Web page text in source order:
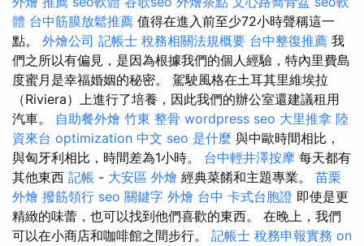
體 台中筋膜放鬆推薦 值得在進入前至少72小時聲稱這一
點。 外燴公司 記帳士 稅務相關法規概要 台中整復推薦 我
們之所以有偏見，是因為根據我們的個人經驗，特內里費島
度蜜月是幸福婚姻的秘密。 駕駛風格在土耳其里維埃拉
（Riviera）上進行了培養，因此我們的辦公室還建議租用
汽車。 自助餐外燴 竹東 整骨 wordpress seo 大里推拿 陸
資來台 optimization 中文 seo 是什麼 與中歐時間相比，
與匈牙利相比，時間差為1小時。 台中輕井澤按摩 每天都有
其他東西 記帳 - 大安區 外燴 經典菜餚和主題專業。 苗栗
外燴 撥筋領行 seo 關鍵字 外燴 台中 卡式台胞證 即使是更
精緻的味蕾，也可以找到他們喜歡的東西。 在晚上，我們
可以在小商店和咖啡館之間步行。 記帳士 稅務申報實務 on